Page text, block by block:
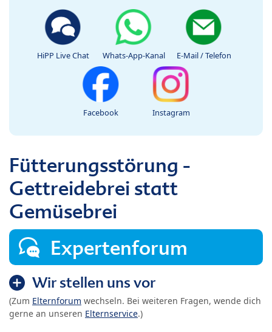
HiPP Live Chat Whats-App-Kanal E-Mail / Telefon
Facebook Instagram
Fütterungsstörung -
Gettreidebrei statt
Gemüsebrei
Expertenforum
Wir stellen uns vor
(Zum Elternforum wechseln. Bei weiteren Fragen, wende dich
gerne an unseren Elternservice.)